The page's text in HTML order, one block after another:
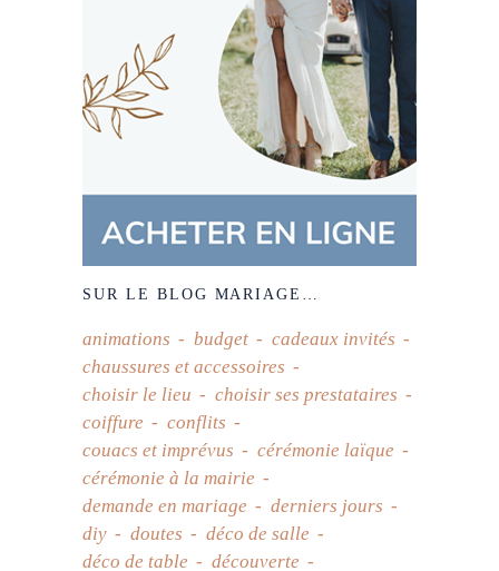
SUR LE BLOG MARIAGE…
animations budget
cadeaux invités
chaussures et accessoires
choisir le lieu
choisir ses prestataires
coiffure
conflits
couacs et imprévus
cérémonie laïque
cérémonie à la mairie
demande en mariage
derniers jours
diy
doutes
déco de salle
déco de table
découverte